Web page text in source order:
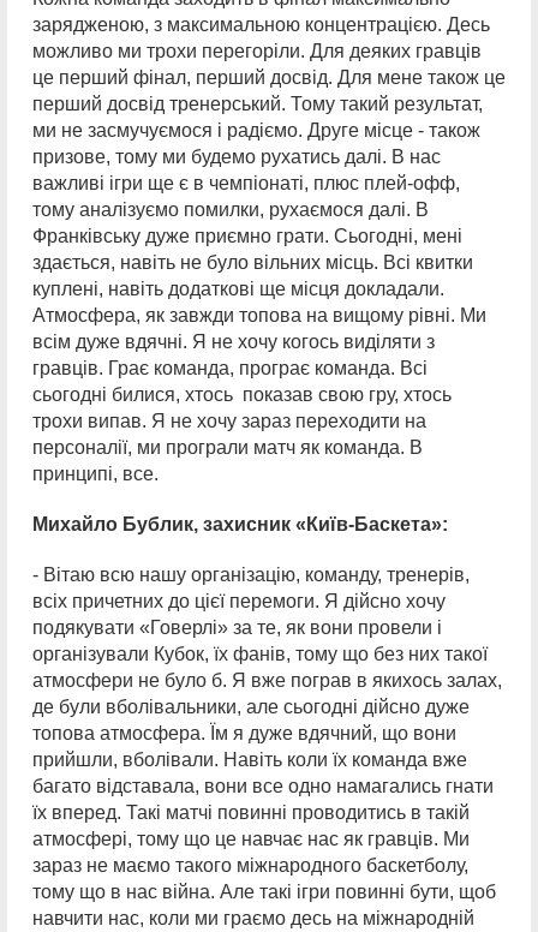
зарядженою, з максимальною концентрацією. Десь
можливо ми трохи перегоріли. Для деяких гравців
це перший фінал, перший досвід. Для мене також це
перший досвід тренерський. Тому такий результат,
ми не засмучуємося і радіємо. Друге місце - також
призове, тому ми будемо рухатись далі. В нас
важливі ігри ще є в чемпіонаті, плюс плей-офф,
тому аналізуємо помилки, рухаємося далі. В
Франківську дуже приємно грати. Сьогодні, мені
здається, навіть не було вільних місць. Всі квитки
куплені, навіть додаткові ще місця докладали.
Атмосфера, як завжди топова на вищому рівні. Ми
всім дуже вдячні. Я не хочу когось виділяти з
гравців. Грає команда, програє команда. Всі
сьогодні билися, хтось показав свою гру, хтось
трохи випав. Я не хочу зараз переходити на
персоналії, ми програли матч як команда. В
принципі, все.
Михайло Бублик, захисник «Київ-Баскета»:
- Вітаю всю нашу організацію, команду, тренерів,
всіх причетних до цієї перемоги. Я дійсно хочу
подякувати «Говерлі» за те, як вони провели і
організували Кубок, їх фанів, тому що без них такої
атмосфери не було б. Я вже пограв в якихось залах,
де були вболівальники, але сьогодні дійсно дуже
топова атмосфера. Їм я дуже вдячний, що вони
прийшли, вболівали. Навіть коли їх команда вже
багато відставала, вони все одно намагались гнати
їх вперед. Такі матчі повинні проводитись в такій
атмосфері, тому що це навчає нас як гравців. Ми
зараз не маємо такого міжнародного баскетболу,
тому що в нас війна. Але такі ігри повинні бути, щоб
навчити нас, коли ми граємо десь на міжнародній